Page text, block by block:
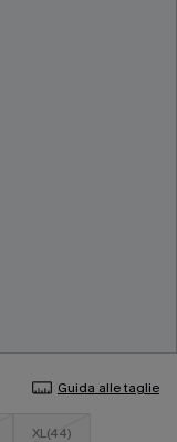
Guida alle taglie
XL(44)